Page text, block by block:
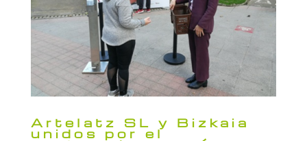
Artelatz SL y Bizkaia
unidos por el